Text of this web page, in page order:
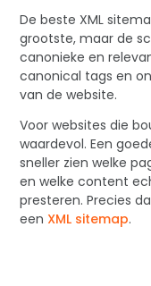
De beste XML
grootste, maar de
canonieke en
canonical tags en
van de website.
Voor websites die
waardevol. Een
sneller zien welke
en welke content
presteren. Precies
een XML sitemap.